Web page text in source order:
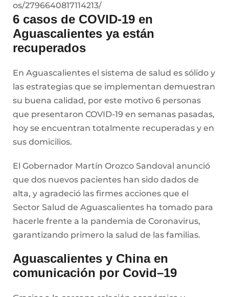
os/2796640817114213/
6 casos de COVID-19 en
Aguascalientes ya están
recuperados
En Aguascalientes el sistema de salud es sólido y
las estrategias que se implementan demuestran
su buena calidad, por este motivo 6 personas
que presentaron COVID-19 en semanas pasadas,
hoy se encuentran totalmente recuperadas y en
sus domicilios.
El Gobernador Martín Orozco Sandoval anunció
que dos nuevos pacientes han sido dados de
alta, y agradeció las firmes acciones que el
Sector Salud de Aguascalientes ha tomado para
hacerle frente a la pandemia de Coronavirus,
garantizando primero la salud de las familias.
Aguascalientes y China en
comunicación por Covid–19